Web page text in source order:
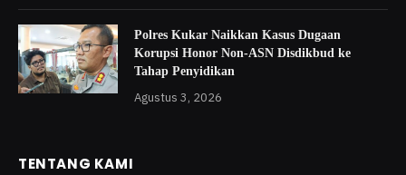
Polres Kukar Naikkan Kasus Dugaan
Korupsi Honor Non-ASN Disdikbud ke
Tahap Penyidikan
Agustus 3, 2026
TENTANG KAMI